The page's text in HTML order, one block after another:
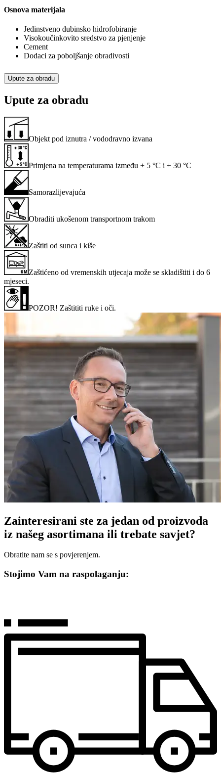
Osnova materijala
Jedinstveno dubinsko hidrofobiranje
Visokoučinkovito sredstvo za pjenjenje
Cement
Dodaci za poboljšanje obradivosti
Upute za obradu
Upute za obradu
Objekt pod iznutra / vododravno izvana
Primjena na temperaturama između + 5 °C i + 30 °C
Samorazlijevajuća
Obraditi ukošenom transportnom trakom
Zaštiti od sunca i kiše
Zaštićeno od vremenskih utjecaja može se skladištiti i do 6
mjeseci.
POZOR! Zaštititi ruke i oči.
Zainteresirani ste za jedan od proizvoda
iz našeg asortimana ili trebate savjet?
Obratite nam se s povjerenjem.
Stojimo Vam na raspolaganju: